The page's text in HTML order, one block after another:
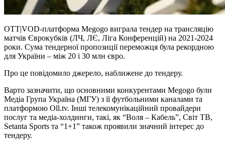
OTT|VOD-платформа Megogo виграла тендер на трансляцію
матчів Єврокубків (ЛЧ, ЛЄ, Ліга Конференцій) на 2021-2024
роки. Сума тендерної пропозиції переможця була рекордною
для України – між 20 і 30 млн євро.
Про це повідомило джерело, наближене до тендеру.
Варто зазначити, що основними конкурентами Megogo були
Медіа Група Україна (МГУ) з її футбольними каналами та
платформою Oll.tv. Інші телекомунікаційний провайдери
послуг та медіа-холдинги, такі, як “Воля – Кабель”, Світ ТВ,
Setanta Sports та “1+1” також проявили значний інтерес до
тендеру.